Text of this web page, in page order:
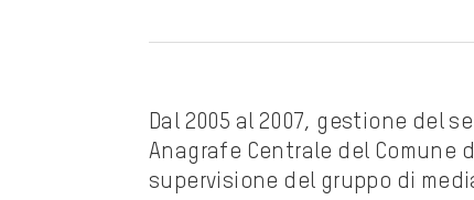
Dal 2005 al 2007, gestione del
Anagrafe Centrale del Comune
supervisione del gruppo di